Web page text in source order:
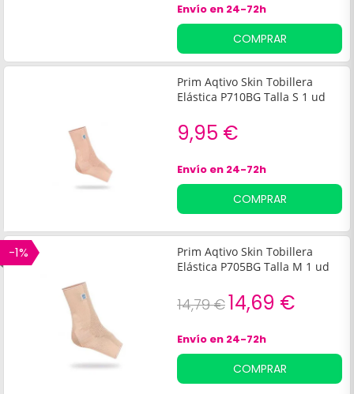
maleolos que proporciona
estabilización. Su forma
anatómica y sin costuras
aporta confort y evita los
roces.
Envío en 24-72h
COMPRAR
Prim Aqtivo Skin Tobillera
Elástica P710BG Talla S 1 ud
9,95 €
Envío en 24-72h
COMPRAR
-1%
Prim Aqtivo Skin Tobillera
Elástica P705BG Talla M 1 ud
14,79 €14,69 €
Envío en 24-72h
COMPRAR